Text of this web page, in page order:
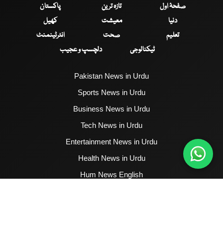
صفحۂ اول تازہ ترین
پاکستان
دنیا
معیشت
کھیل
تعلیم
صحت
انٹرٹینمنٹ
ٹیکنالوجی
دلچسپ و عجیب
Pakistan News in Urdu
Sports News in Urdu
Business News in Urdu
Tech News in Urdu
Entertainment News in Urdu
Health News in Urdu
Hum News English